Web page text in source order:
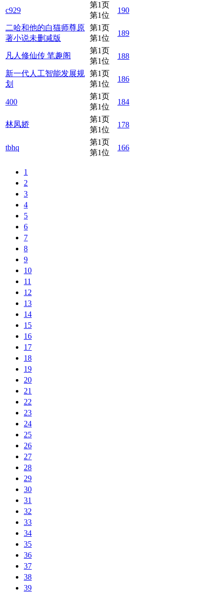
c929
第1页
第1位
190
二哈和他的白猫师尊原
著小说未删减版
第1页
第1位
189
凡人修仙传 笔趣阁
第1页
第1位
188
新一代人工智能发展规
划
第1页
第1位
186
400
第1页
第1位
184
林凤娇
第1页
第1位
178
tbhq
第1页
第1位
166
1
2
3
4
5
6
7
8
9
10
11
12
13
14
15
16
17
18
19
20
21
22
23
24
25
26
27
28
29
30
31
32
33
34
35
36
37
38
39